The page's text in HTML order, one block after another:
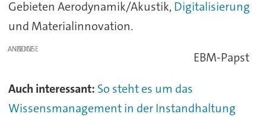
Gebieten Aerodynamik/Akustik, Digitalisierung
und Materialinnovation.
ANZEIGE
EBM-Papst
Auch interessant: So steht es um das
Wissensmanagement in der Instandhaltung